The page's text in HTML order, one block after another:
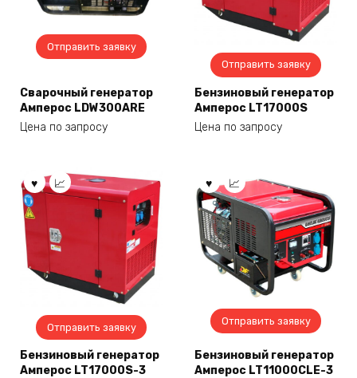
Отправить заявку
Сварочный генератор
Амперос LDW300ARE
Цена по запросу
Отправить заявку
Бензиновый генератор
Амперос LT17000S
Цена по запросу
Отправить заявку
Бензиновый генератор
Амперос LT17000S-3
Отправить заявку
Бензиновый генератор
Амперос LT11000CLE-3